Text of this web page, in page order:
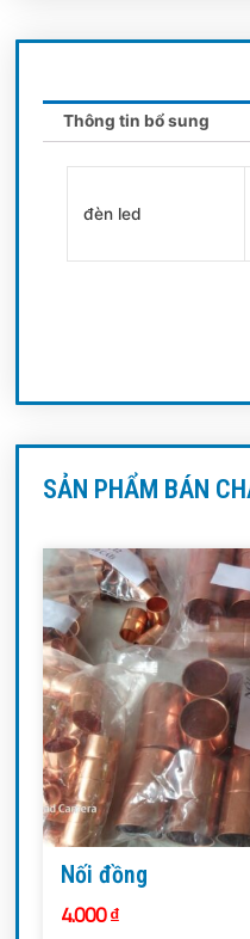
Thông tin bổ sung
đèn led
SẢN PHẨM BÁN
Nối đồng
4.000₫